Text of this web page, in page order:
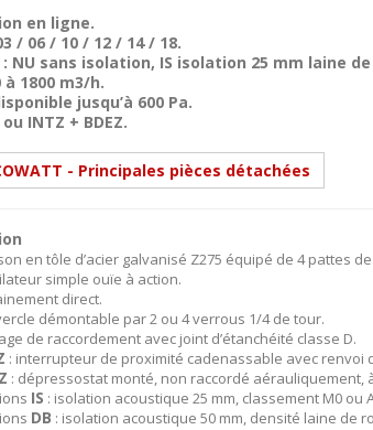
en ligne.
/ 06 / 10 / 12 / 14 / 18.
NU sans isolation, IS isolation 25 mm laine
1800 m3/h.
jusqu’à 600 Pa.
INTZ + BDEZ.
- Principales pièces détachées
en tôle d’acier galvanisé Z275 équipé de 4 pattes
simple ouïe à action.
direct.
démontable par 2 ou 4 verrous 1/4 de tour.
de raccordement avec joint d’étanchéité classe D.
: interrupteur de proximité cadenassable avec renvoi
: dépressostat monté, non raccordé aérauliquement,
IS : isolation acoustique 25 mm, classement M0 ou
DB : isolation acoustique 50 mm, densité laine de